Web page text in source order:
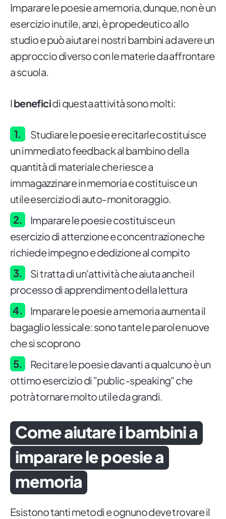
Imparare le poesie a memoria, dunque, non è un
esercizio inutile, anzi, è propedeutico allo
studio e può aiutare i nostri bambini ad avere un
approccio diverso con le materie da affrontare
a scuola.
Ibeneficidi questa attività sono molti:
Studiare le poesie e recitarle costituisce
un immediato feedback al bambino della
quantità di materiale che riesce a
immagazzinare in memoria e costituisce un
utile esercizio di auto-monitoraggio.
Imparare le poesie costituisce un
esercizio di attenzione e concentrazione che
richiede impegno e dedizione al compito
Si tratta di un'attività che aiuta anche il
processo di apprendimento della lettura
Imparare le poesie a memoria aumenta il
bagaglio lessicale: sono tante le parole nuove
che si scoprono
Recitare le poesie davanti a qualcuno è un
ottimo esercizio di "public-speaking" che
potrà tornare molto utile da grandi.
Come aiutare i bambini a
imparare le poesie a
memoria
Esistono tanti metodi e ognuno deve trovare il